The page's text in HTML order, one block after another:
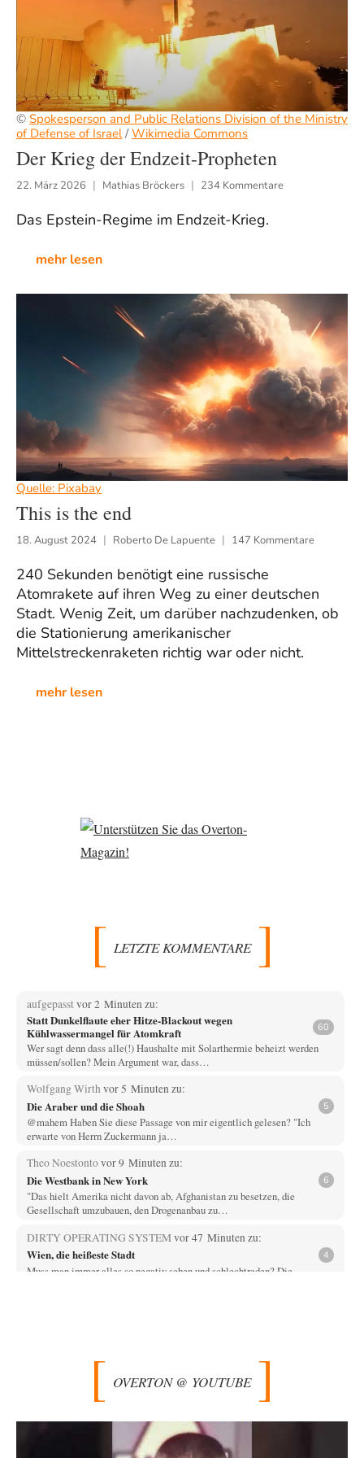
© Spokesperson and Public Relations Division of the Ministry
of Defense of Israel/Wikimedia Commons
Der Krieg der Endzeit-Propheten
22. März 2026 Mathias Bröckers 234 Kommentare
Das Epstein-Regime im Endzeit-Krieg.
mehr lesen
Quelle: Pixabay
This is the end
18. August 2024 Roberto De Lapuente 147 Kommentare
240 Sekunden benötigt eine russische
Atomrakete auf ihren Weg zu einer deutschen
Stadt. Wenig Zeit, um darüber nachzudenken, ob
die Stationierung amerikanischer
Mittelstreckenraketen richtig war oder nicht.
mehr lesen
LETZTE KOMMENTARE
aufgepasstvor 2 Minuten zu:
Statt Dunkelflaute eher Hitze-Blackout wegen
Kühlwassermangel für Atomkraft
60
Wer sagt denn dass alle(!) Haushalte mit Solarthermie beheizt werden
müssen/sollen? Mein Argument war, dass…
Wolfgang Wirthvor 5 Minuten zu:
Die Araber und die Shoah 5
@mahem Haben Sie diese Passage von mir eigentlich gelesen? "Ich
erwarte von Herrn Zuckermann ja…
Theo Noestontovor 9 Minuten zu:
Die Westbank in New York 6
"Das hielt Amerika nicht davon ab, Afghanistan zu besetzen, die
Gesellschaft umzubauen, den Drogenanbau zu…
DIRTY OPERATING SYSTEMvor 47 Minuten zu:
Wien, die heißeste Stadt 4
Muss man immer alles so negativ sehen und schlechtreden? Die
CSD-Anschlag: Amri 2.0?
Wir werden doch wie immer auch hier nur verarscht und wer glaubt das
OVERTON @ YOUTUBE